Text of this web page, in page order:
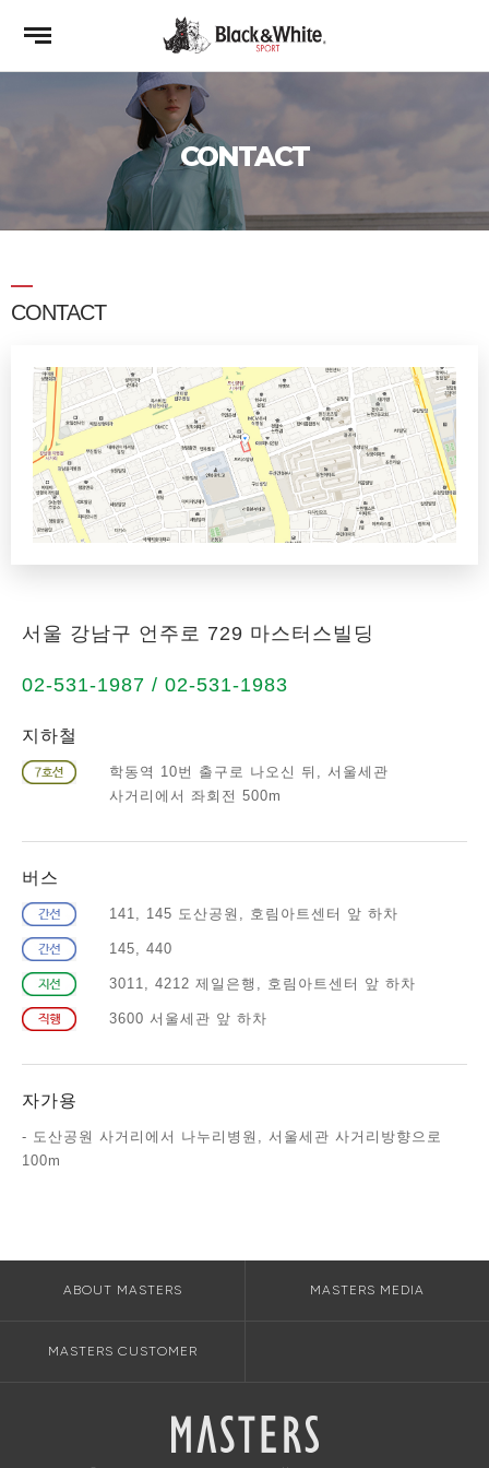
CONTACT
CONTACT
서울 강남구 언주로 729 마스터스빌딩
02-531-1987 / 02-531-1983
지하철
학동역 10번 출구로 나오신 뒤, 서울세관
사거리에서 좌회전 500m
버스
141, 145 도산공원, 호림아트센터 앞 하차
145, 440
3011, 4212 제일은행, 호림아트센터 앞 하차
3600 서울세관 앞 하차
자가용
- 도산공원 사거리에서 나누리병원, 서울세관 사거리방향으로
100m
ABOUT MASTERS MASTERS MEDIA
MASTERS CUSTOMER